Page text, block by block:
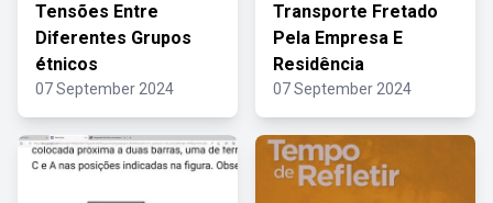
Tensões Entre
Diferentes Grupos
étnicos
07 September 2024
Transporte Fretado
Pela Empresa E
Residência
07 September 2024